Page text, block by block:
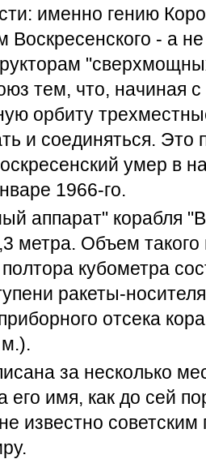
именно гению
Воскресенского - а
тем, что, начиная с
орбиту
и соединяться. Это
умер в
1966-го.
аппарат" корабля
метра. Объем
кубометра
ракеты-
отсека
за несколько
его имя, как до сей
известно